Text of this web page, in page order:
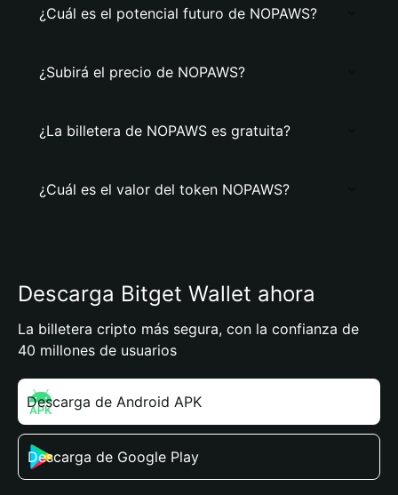
¿Cuál es el potencial futuro de NOPAWS?
¿Subirá el precio de NOPAWS?
¿La billetera de NOPAWS es gratuita?
¿Cuál es el valor del token NOPAWS?
Descarga Bitget Wallet ahora
La billetera cripto más segura, con la confianza de
40 millones de usuarios
Descarga de Android APK
Descarga de Google Play